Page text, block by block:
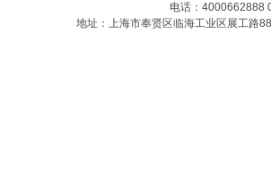
电话：4000662888
地址：上海市奉贤区临海工业区展工路